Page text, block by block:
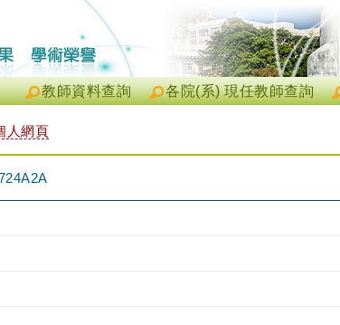
各院(系) 現任教師查詢
教師資料查詢
人網頁